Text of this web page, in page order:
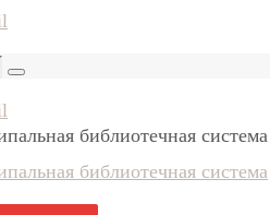
Поиск